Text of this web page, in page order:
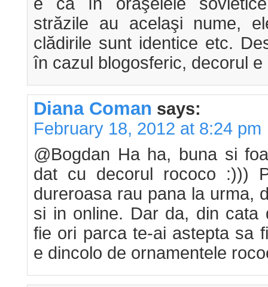
străzile au acelaşi nume,
clădirile sunt identice etc.
în cazul blogosferic, decorul
Diana Coman says:
February 18, 2012 at 8:24 pm
@Bogdan Ha ha, buna si
dat cu decorul rococo :)))
dureroasa rau pana la urma,
si in online. Dar da, din cata
fie ori parca te-ai astepta sa
e dincolo de ornamentele